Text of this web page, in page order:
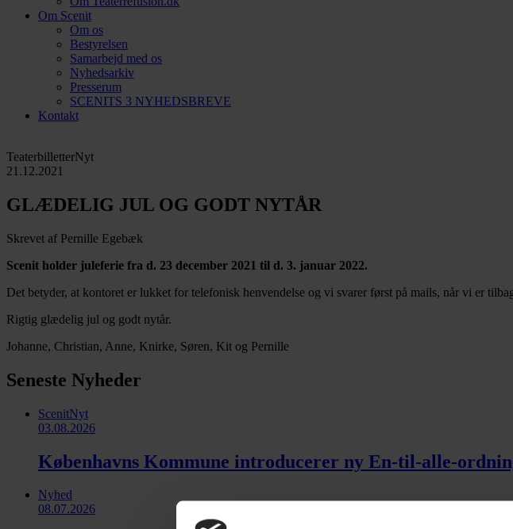
Om Scenit
Om os
Bestyrelsen
Samarbejd med os
Nyhedsarkiv
Presserum
SCENITS 3 NYHEDSBREVE
Kontakt
TeaterbilletterNyt
21.12.2021
GLÆDELIG JUL OG GODT NYTÅR
Skrevet af Pernille Egebæk
Scenit holder juleferie fra d. 23 december 2021 til d. 3. januar 2022.
Det betyder, at kontoret er lukket for telefonisk henvendelse og vi svarer først på mails, når vi er
Rigtig glædelig jul og godt nytår.
Johanne, Christian, Anne, Knirke, Søren, Kit og Pernille
Seneste Nyheder
ScenitNyt
03.08.2026
Københavns Kommune introducerer ny En-til-alle-
Nyhed
08.07.2026